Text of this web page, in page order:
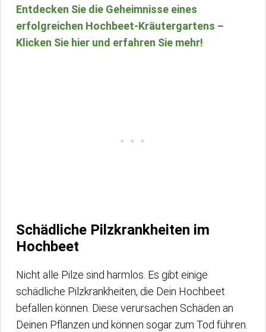
Entdecken Sie die Geheimnisse eines
erfolgreichen Hochbeet-Kräutergartens –
Klicken Sie hier und erfahren Sie mehr!
Schädliche Pilzkrankheiten im
Hochbeet
Nicht alle Pilze sind harmlos. Es gibt einige
schädliche Pilzkrankheiten, die Dein Hochbeet
befallen können. Diese verursachen Schäden an
Deinen Pflanzen und können sogar zum Tod führen.